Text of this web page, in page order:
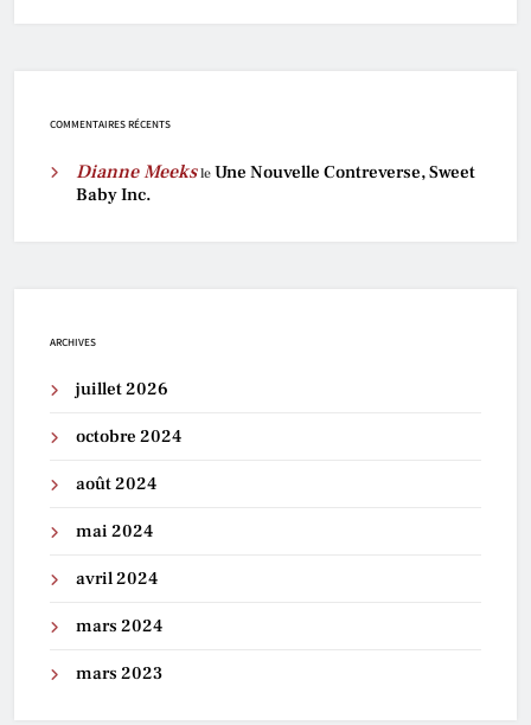
COMMENTAIRES RÉCENTS
Dianne Meeksle Une Nouvelle Contreverse, Sweet
Baby Inc.
ARCHIVES
juillet 2026
octobre 2024
août 2024
mai 2024
avril 2024
mars 2024
mars 2023